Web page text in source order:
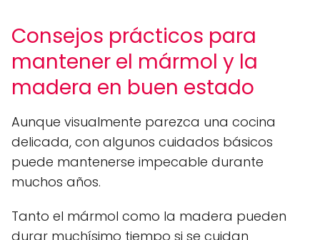
Consejos prácticos para
mantener el mármol y la
madera en buen estado
Aunque visualmente parezca una cocina
delicada, con algunos cuidados básicos
puede mantenerse impecable durante
muchos años.
Tanto el mármol como la madera pueden
durar muchísimo tiempo si se cuidan